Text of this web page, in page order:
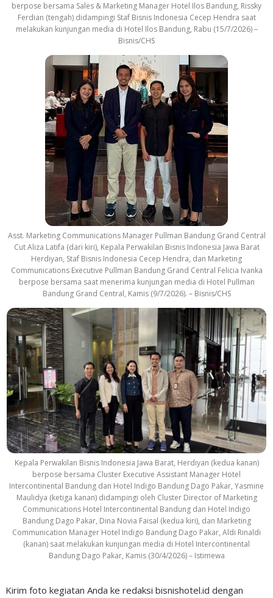
berpose bersama Sales & Marketing Manager Hotel Ilos Bandung, Rissky
Ferdian (tengah) didampingi Staf Bisnis Indonesia Cecep Hendra saat
melakukan kunjungan media di Hotel Ilos Bandung, Rabu (15/7/2026) –
Bisnis/CHS
Asst. Marketing Communications Manager Pullman Bandung Grand Central
Cut Aliza Latifa (dari kiri), Kepala Perwakilan Bisnis Indonesia Jawa Barat
Herdiyan, Staf Bisnis Indonesia Cecep Hendra, dan Marketing
Communications Executive Pullman Bandung Grand Central Felicia Ivanka
berpose bersama saat menerima kunjungan media di Hotel Pullman
Bandung Grand Central, Kamis (9/7/2026). – Bisnis/CHS
Kepala Perwakilan Bisnis Indonesia Jawa Barat, Herdiyan (kedua kanan)
berpose bersama Cluster Executive Assistant Manager Hotel
Intercontinental Bandung dan Hotel Indigo Bandung Dago Pakar, Yasmine
Maulidya (ketiga kanan) didampingi oleh Cluster Director of Marketing
Communications Hotel Intercontinental Bandung dan Hotel Indigo
Bandung Dago Pakar, Dina Novia Faisal (kedua kiri), dan Marketing
Communication Manager Hotel Indigo Bandung Dago Pakar, Aldi Rinaldi
(kanan) saat melakukan kunjungan media di Hotel Intercontinental
Bandung Dago Pakar, Kamis (30/4/2026) – Istimewa
Kirim foto kegiatan Anda ke redaksi bisnishotel.id dengan